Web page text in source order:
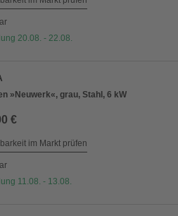
20.08. - 22.08.
»Neuwerk«, grau, Stahl, 6 kW
€
im Markt prüfen
11.08. - 13.08.